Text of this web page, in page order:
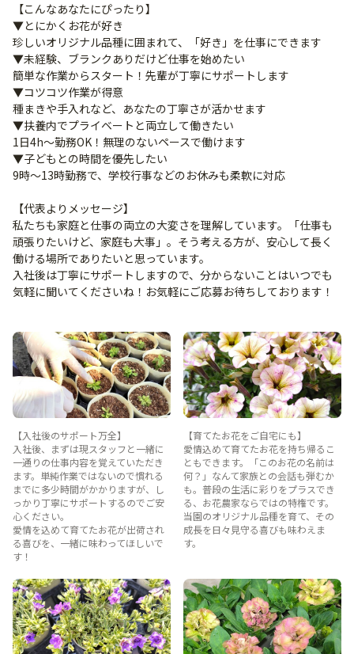
【こんなあなたにぴったり】
▼とにかくお花が好き
珍しいオリジナル品種に囲まれて、「好き」を仕事にできます
▼未経験、ブランクありだけど仕事を始めたい
簡単な作業からスタート！先輩が丁寧にサポートします
▼コツコツ作業が得意
種まきや手入れなど、あなたの丁寧さが活かせます
▼扶養内でプライベートと両立して働きたい
1日4h～勤務OK！無理のないペースで働けます
▼子どもとの時間を優先したい
9時～13時勤務で、学校行事などのお休みも柔軟に対応
【代表よりメッセージ】
私たちも家庭と仕事の両立の大変さを理解しています。「仕事も
頑張りたいけど、家庭も大事」。そう考える方が、安心して長く
働ける場所でありたいと思っています。
入社後は丁寧にサポートしますので、分からないことはいつでも
気軽に聞いてくださいね！お気軽にご応募お待ちしております！
【入社後のサポート万全】
入社後、まずは現スタッフと一緒に
一通りの仕事内容を覚えていただき
ます。単純作業ではないので慣れる
までに多少時間がかかりますが、し
っかり丁寧にサポートするのでご安
心ください。
愛情を込めて育てたお花が出荷され
る喜びを、一緒に味わってほしいで
す！
【育てたお花をご自宅にも】
愛情込めて育てたお花を持ち帰るこ
ともできます。「このお花の名前は
何？」なんて家族との会話も弾むか
も。普段の生活に彩りをプラスでき
る、お花農家ならではの特権です。
当園のオリジナル品種を育て、その
成長を日々見守る喜びも味わえま
す。